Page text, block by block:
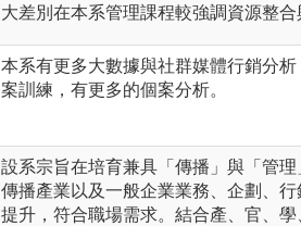
大差別在本系管理課程較強調資源整合
本系有更多大數據與社群媒體行銷分
案訓練，有更多的個案分析。
設系宗旨在培育兼具「傳播」與「管
傳播產業以及一般企業業務、企劃、
提升，符合職場需求。結合產、官、